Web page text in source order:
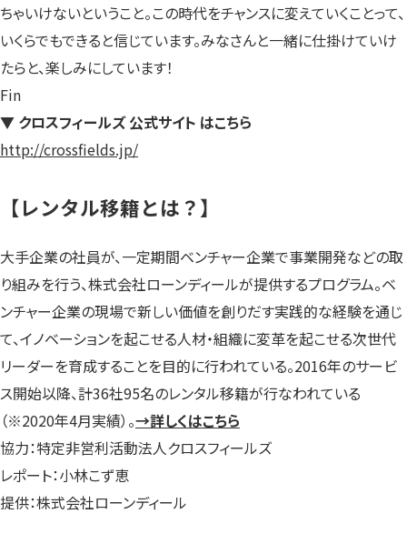
ちゃいけないということ。この時代をチャンスに変えていくことって、
いくらでもできると信じています。みなさんと一緒に仕掛けていけ
たらと、楽しみにしています！
Fin
▼ クロスフィールズ 公式サイト はこちら
http://crossfields.jp/
【レンタル移籍とは？】
大手企業の社員が、一定期間ベンチャー企業で事業開発などの取
り組みを行う、株式会社ローンディールが提供するプログラム。ベ
ンチャー企業の現場で新しい価値を創りだす実践的な経験を通じ
て、イノベーションを起こせる人材・組織に変革を起こせる次世代
リーダーを育成することを目的に行われている。2016年のサービ
ス開始以降、計36社95名のレンタル移籍が行なわれている
（※2020年4月実績）。→詳しくはこちら
協力：特定非営利活動法人クロスフィールズ
レポート：小林こず恵
提供：株式会社ローンディール